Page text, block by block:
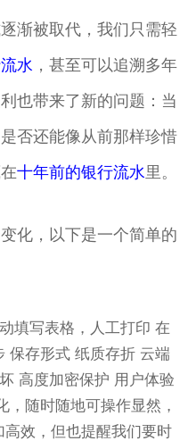
渐被取代，我们只需轻
水 ，甚至可以追溯多年
也带来了新的问题：当
否还能像从前那样珍惜
十年前的银行流水里。
化，以下是一个简单的
填写表格，人工打印 在
保存形式 纸质存折 云端
高度加密保护 用户体验
，随时随地可操作显然，
效，但也提醒我们要时